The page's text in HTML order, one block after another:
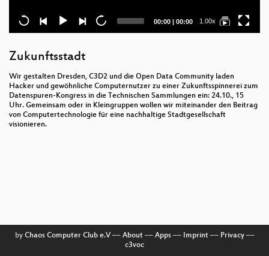
Current
00:00 | Total
00:00 1.00x
Zukunftsstadt
Wir gestalten Dresden, C3D2 und die Open Data Community laden
Hacker und gewöhnliche Computernutzer zu einer Zukunftsspinnerei zum
Datenspuren-Kongress in die Technischen Sammlungen ein: 24.10., 15
Uhr. Gemeinsam oder in Kleingruppen wollen wir miteinander den Beitrag
von Computertechnologie für eine nachhaltige Stadtgesellschaft
visionieren.
by Chaos Computer Club e.V–– About–– Apps–– Imprint–– Privacy––
c3voc